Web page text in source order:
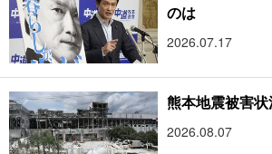
のは
2026.07.17
熊本地震被害
2026.08.07